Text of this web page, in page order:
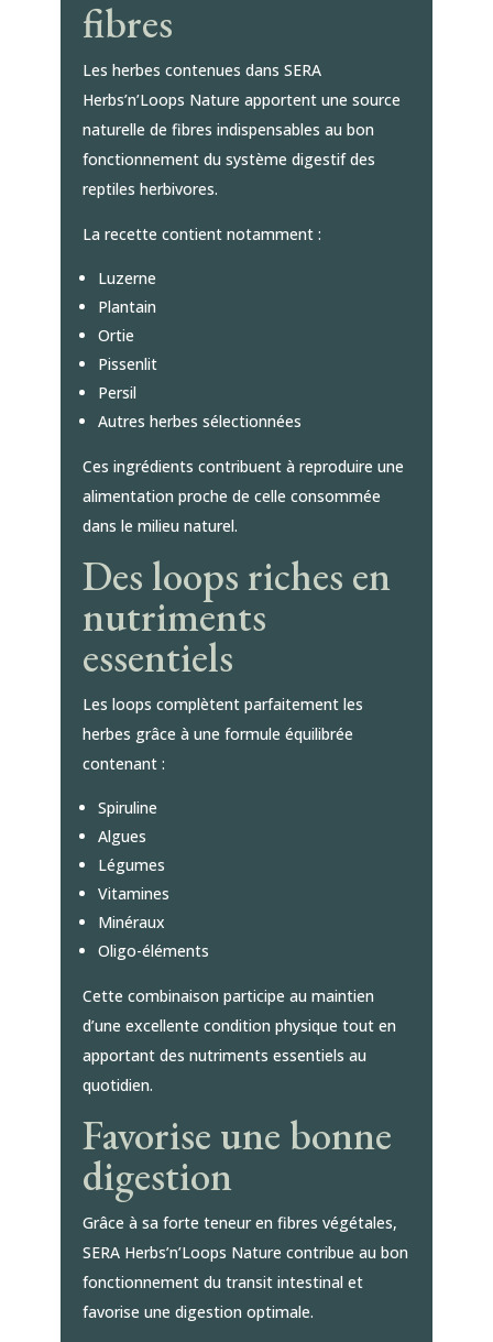
fibres
Les herbes contenues dans SERA
Herbs’n’Loops Nature apportent une source
naturelle de fibres indispensables au bon
fonctionnement du système digestif des
reptiles herbivores.
La recette contient notamment :
Luzerne
Plantain
Ortie
Pissenlit
Persil
Autres herbes sélectionnées
Ces ingrédients contribuent à reproduire une
alimentation proche de celle consommée
dans le milieu naturel.
Des loops riches en
nutriments
essentiels
Les loops complètent parfaitement les
herbes grâce à une formule équilibrée
contenant :
Spiruline
Algues
Légumes
Vitamines
Minéraux
Oligo-éléments
Cette combinaison participe au maintien
d’une excellente condition physique tout en
apportant des nutriments essentiels au
quotidien.
Favorise une bonne
digestion
Grâce à sa forte teneur en fibres végétales,
SERA Herbs’n’Loops Nature contribue au bon
fonctionnement du transit intestinal et
favorise une digestion optimale.